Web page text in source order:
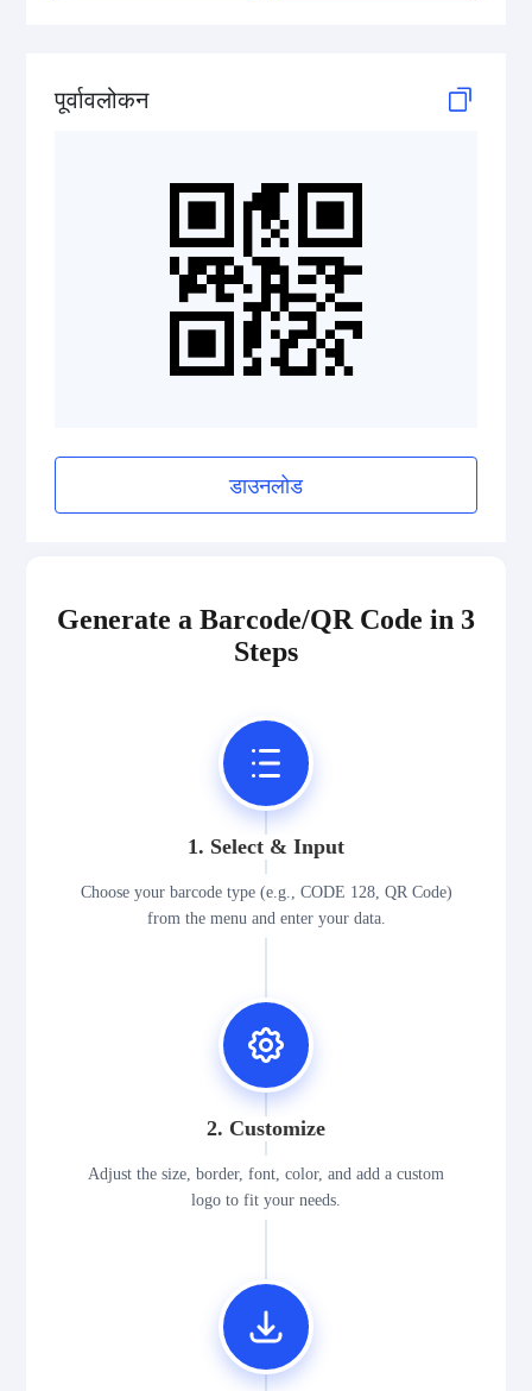
GS1 2D Codes
पूर्वावलोकन
डाउनलोड
Generate a Barcode/QR Code in 3
Steps
1. Select & Input
Choose your barcode type (e.g., CODE 128, QR Code)
from the menu and enter your data.
2. Customize
Adjust the size, border, font, color, and add a custom
logo to fit your needs.